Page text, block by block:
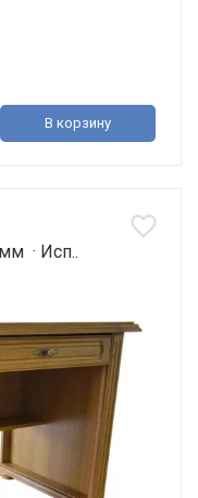
В корзину
· Исп..